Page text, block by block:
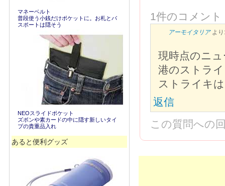
1件のコメント
アーモイタリア より:
現時点のニ
港のストラ
ストライキ
返信
この質問への
マネーベルト
普段使う小銭だけポケットに。お札とパ
スポートは隠そう
NEOスライドポケット
ズボンや素カードの中に隠す新しいタイ
プの貴重品入れ
あると便利グッズ